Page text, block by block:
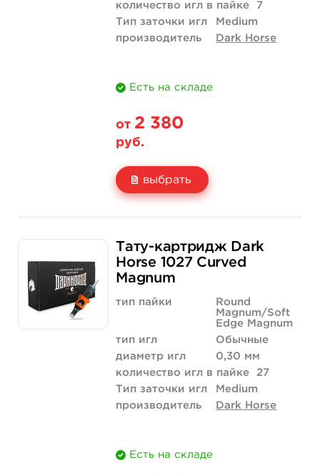
количество игл в пайке
7
Тип заточки игл
Medium
производитель
Dark Horse
Есть на складе
от 2 380
руб.
выбрать
Количество
2 380 руб.
купить
Тату-картридж Dark
Horse 1027 Curved
Magnum
тип пайки
Round
Magnum/Soft
Edge Magnum
тип игл
Обычные
диаметр игл
0,30 мм
количество игл в пайке
27
Тип заточки игл
Medium
производитель
Dark Horse
Есть на складе